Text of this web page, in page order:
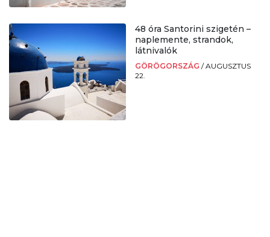
48 óra Santorini szigetén –
naplemente, strandok,
látnivalók
GÖRÖGORSZÁG /AUGUSZTUS
22.